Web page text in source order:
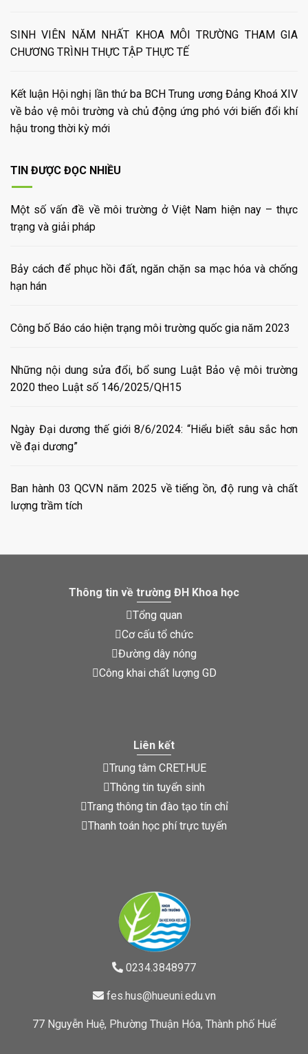
SINH VIÊN NĂM NHẤT KHOA MÔI TRƯỜNG THAM GIA
CHƯƠNG TRÌNH THỰC TẬP THỰC TẾ
Kết luận Hội nghị lần thứ ba BCH Trung ương Đảng Khoá XIV
về bảo vệ môi trường và chủ động ứng phó với biến đổi khí
hậu trong thời kỳ mới
TIN ĐƯỢC ĐỌC NHIỀU
Một số vấn đề về môi trường ở Việt Nam hiện nay – thực
trạng và giải pháp
Bảy cách để phục hồi đất, ngăn chặn sa mạc hóa và chống
hạn hán
Công bố Báo cáo hiện trạng môi trường quốc gia năm 2023
Những nội dung sửa đổi, bổ sung Luật Bảo vệ môi trường
2020 theo Luật số 146/2025/QH15
Ngày Đại dương thế giới 8/6/2024: “Hiểu biết sâu sắc hơn
về đại dương”
Ban hành 03 QCVN năm 2025 về tiếng ồn, độ rung và chất
lượng trầm tích
Thông tin về trường ĐH Khoa học
Tổng quan
Cơ cấu tổ chức
Đường dây nóng
Công khai chất lượng GD
Liên kết
Trung tâm CRET.HUE
Thông tin tuyển sinh
Trang thông tin đào tạo tín chỉ
Thanh toán học phí trực tuyến
0234.3848977
fes.hus@hueuni.edu.vn
77 Nguyễn Huệ, Phường Thuận Hóa, Thành phố Huế